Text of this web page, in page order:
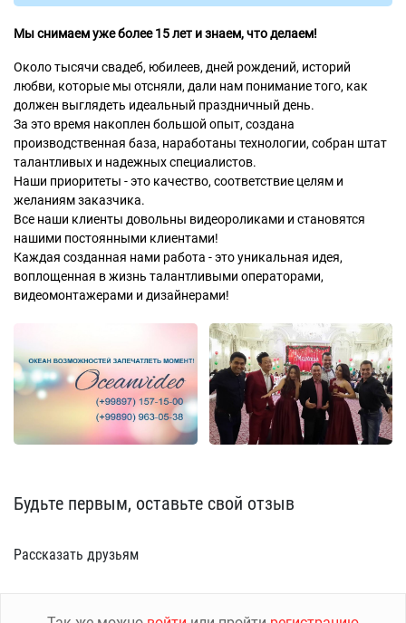
Мы снимаем уже более 15 лет и знаем, что делаем!
Около тысячи свадеб, юбилеев, дней рождений, историй
любви, которые мы отсняли, дали нам понимание того, как
должен выглядеть идеальный праздничный день.
За это время накоплен большой опыт, создана
производственная база, наработаны технологии, собран штат
талантливых и надежных специалистов.
Наши приоритеты - это качество, соответствие целям и
желаниям заказчика.
Все наши клиенты довольны видеороликами и становятся
нашими постоянными клиентами!
Каждая созданная нами работа - это уникальная идея,
воплощенная в жизнь талантливыми операторами,
видеомонтажерами и дизайнерами!
Будьте первым, оставьте свой отзыв
Рассказать друзьям